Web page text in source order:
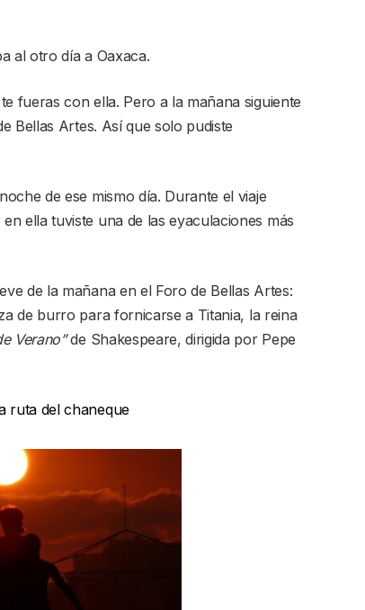
al otro día a Oaxaca.
fueras con ella. Pero a la mañana siguiente
Bellas Artes. Así que solo pudiste
de ese mismo día. Durante el viaje
ella tuviste una de las eyaculaciones más
de la mañana en el Foro de Bellas Artes:
de burro para fornicarse a Titania, la reina
Verano”de Shakespeare, dirigida por Pepe
ruta del chaneque